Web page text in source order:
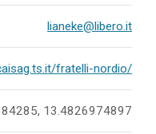
lianeke@libero.it
fratelli-nordio/
13.4826974897